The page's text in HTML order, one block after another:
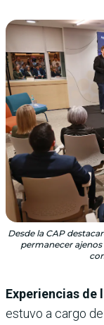
Desde la CAP
permanecer
Experiencias de
estuvo a cargo